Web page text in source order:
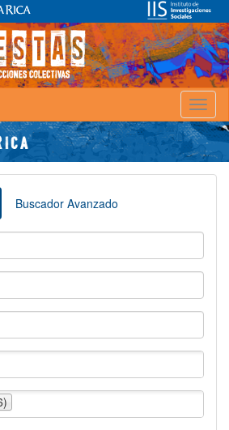
Buscador Avanzado